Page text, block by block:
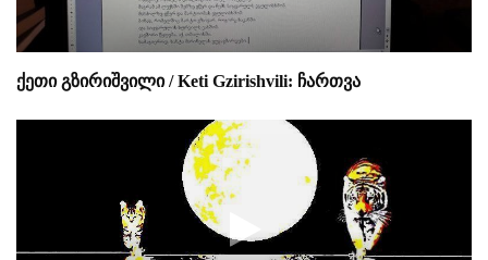
ქეთი გზირიშვილი / Keti Gzirishvili: ჩართვა